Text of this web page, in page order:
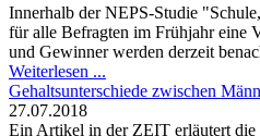
Innerhalb der NEPS-Studie
für alle Befragten im Frühjahr eine
und Gewinner werden derzeit
Weiterlesen ...
Gehaltsunterschiede zwischen
27.07.2018
Ein Artikel in der ZEIT erläutert